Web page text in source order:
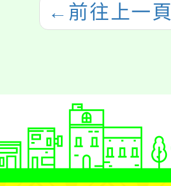
← 前往上一頁